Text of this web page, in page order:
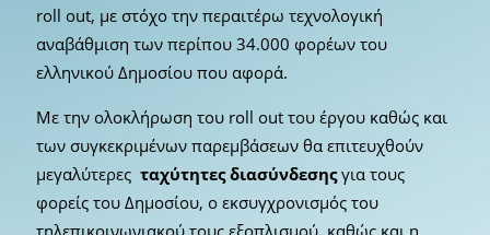
roll out, με στόχο την περαιτέρω τεχνολογική
αναβάθμιση των περίπου 34.000 φορέων του
ελληνικού Δημοσίου που αφορά.
Με την ολοκλήρωση του roll out του έργου καθώς και
των συγκεκριμένων παρεμβάσεων θα επιτευχθούν
μεγαλύτερες ταχύτητες διασύνδεσηςγια τους
φορείς του Δημοσίου, ο εκσυγχρονισμός του